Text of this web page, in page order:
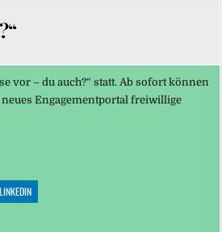
vor – du auch?“ statt. Ab sofort können
Engagementportal freiwillige
LINKEDIN